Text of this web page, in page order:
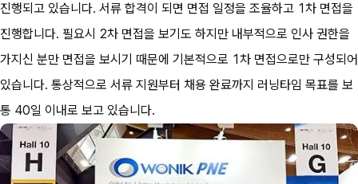
진행되고 있습니다. 서류 합격이 되면 면접 일정을 조율하고 1차 면접을
진행합니다. 필요시 2차 면접을 보기도 하지만 내부적으로 인사 권한을
가지신 분만 면접을 보시기 때문에 기본적으로 1차 면접으로만 구성되어
있습니다. 통상적으로 서류 지원부터 채용 완료까지 러닝타임 목표를 보
통 40일 이내로 보고 있습니다.